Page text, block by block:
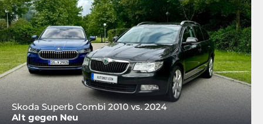
Skoda Superb Combi 2010 vs. 2024
Alt gegen Neu